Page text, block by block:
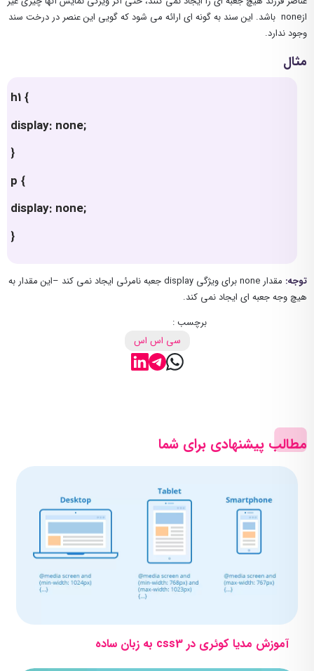
ازnone باشد. این سند به گونه ای ارائه می شود که گویی این عنصر در درخت سند
وجود ندارد.
مثال
h1 {
display: none;
}
p {
display: none;
}
توجه:
مقدار none برای ویژگی display جعبه نامرئی ایجاد نمی کند –این مقدار به
هیچ وجه جعبه ای ایجاد نمی کند.
برچسب :
سی اس اس
مطالب پیشنهادی برای شما
آموزش مدیا کوئری در css3 به زبان ساده